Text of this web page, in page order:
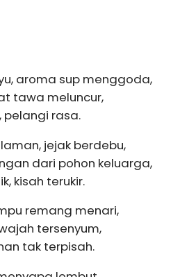
aroma sup menggoda,
tawa meluncur,
rasa.
jejak berdebu,
dari pohon keluarga,
kisah terukir.
remang menari,
tersenyum,
tak terpisah.